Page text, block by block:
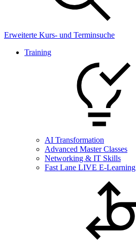
Erweiterte Kurs- und Terminsuche
Training
AI Transformation
Advanced Master Classes
Networking & IT Skills
Fast Lane LIVE E-Learning